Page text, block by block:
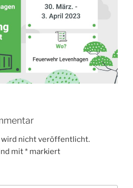
wird nicht veröffentlicht.
mit* markiert